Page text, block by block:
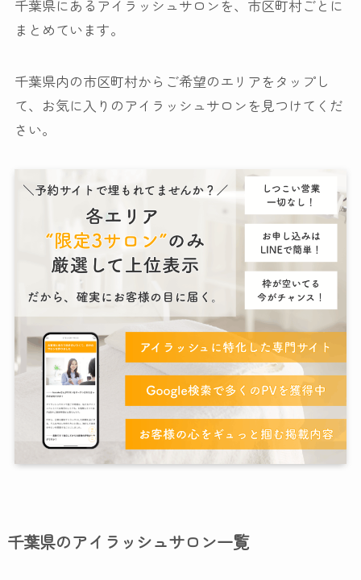
千葉県にあるアイラッシュサロンを、市区町村ごとに
まとめています。
千葉県内の市区町村からご希望のエリアをタップし
て、お気に入りのアイラッシュサロンを見つけてくだ
さい。
千葉県のアイラッシュサロン一覧